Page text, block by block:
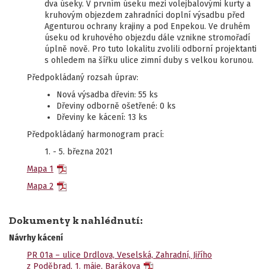
dva úseky. V prvním úseku mezi volejbalovými kurty a
kruhovým objezdem zahradníci doplní výsadbu před
Agenturou ochrany krajiny a pod Enpekou. Ve druhém
úseku od kruhového objezdu dále vznikne stromořadí
úplně nově. Pro tuto lokalitu zvolili odborní projektanti
s ohledem na šířku ulice zimní duby s velkou korunou.
Předpokládaný rozsah úprav:
Nová výsadba dřevin: 55 ks
Dřeviny odborně ošetřené: 0 ks
Dřeviny ke kácení: 13 ks
Předpokládaný harmonogram prací:
1. - 5. března 2021
Mapa 1
Mapa 2
Dokumenty k nahlédnutí:
Návrhy kácení
PR 01a – ulice Drdlova, Veselská, Zahradní, Jiřího
z Poděbrad, 1. máje, Barákova